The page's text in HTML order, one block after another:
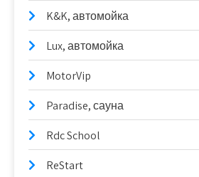
K&K, автомойка
Lux, автомойка
MotorVip
Paradise, сауна
Rdc School
ReStart